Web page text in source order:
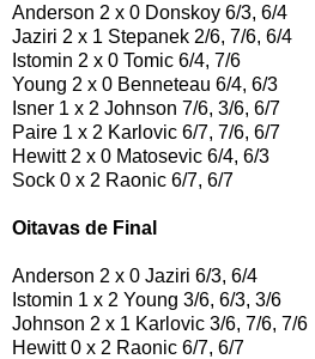
Anderson 2 x 0 Donskoy 6/3, 6/4
Jaziri 2 x 1 Stepanek 2/6, 7/6, 6/4
Istomin 2 x 0 Tomic 6/4, 7/6
Young 2 x 0 Benneteau 6/4, 6/3
Isner 1 x 2 Johnson 7/6, 3/6, 6/7
Paire 1 x 2 Karlovic 6/7, 7/6, 6/7
Hewitt 2 x 0 Matosevic 6/4, 6/3
Sock 0 x 2 Raonic 6/7, 6/7
Oitavas de Final
Anderson 2 x 0 Jaziri 6/3, 6/4
Istomin 1 x 2 Young 3/6, 6/3, 3/6
Johnson 2 x 1 Karlovic 3/6, 7/6, 7/6
Hewitt 0 x 2 Raonic 6/7, 6/7